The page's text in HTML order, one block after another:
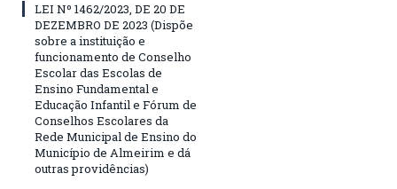
LEI Nº 1462/2023, DE 20 DE
DEZEMBRO DE 2023 (Dispõe
sobre a instituição e
funcionamento de Conselho
Escolar das Escolas de
Ensino Fundamental e
Educação Infantil e Fórum de
Conselhos Escolares da
Rede Municipal de Ensino do
Município de Almeirim e dá
outras providências)